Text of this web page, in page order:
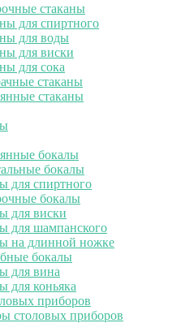
стаканы
для спиртного
для воды
для виски
для сока
стаканы
стаканы
бокалы
бокалы
для спиртного
бокалы
для виски
для шампанского
на длинной ножке
бокалы
для вина
для коньяка
приборов
столовых приборов